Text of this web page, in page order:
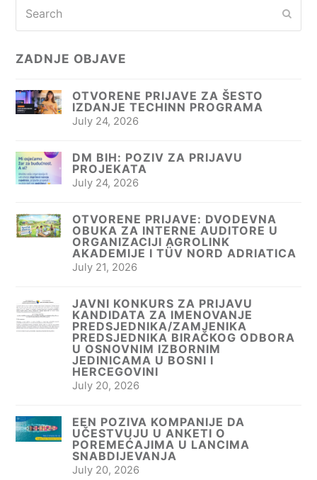
ZADNJE OBJAVE
OTVORENE PRIJAVE ZA ŠESTO
IZDANJE TECHINN PROGRAMA
July 24, 2026
DM BIH: POZIV ZA PRIJAVU
PROJEKATA
July 24, 2026
OTVORENE PRIJAVE: DVODEVNA
OBUKA ZA INTERNE AUDITORE U
ORGANIZACIJI AGROLINK
AKADEMIJE I TÜV NORD ADRIATICA
July 21, 2026
JAVNI KONKURS ZA PRIJAVU
KANDIDATA ZA IMENOVANJE
PREDSJEDNIKA/ZAMJENIKA
PREDSJEDNIKA BIRAČKOG ODBORA
U OSNOVNIM IZBORNIM
JEDINICAMA U BOSNI I
HERCEGOVINI
July 20, 2026
EEN POZIVA KOMPANIJE DA
UČESTVUJU U ANKETI O
POREMEĆAJIMA U LANCIMA
SNABDIJEVANJA
July 20, 2026